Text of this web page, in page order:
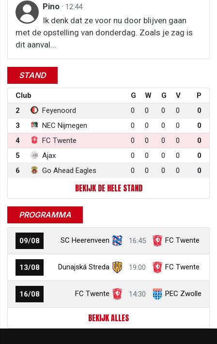
Pino · 12:44
Ik denk dat ze voor nu door blijven gaan
met de opstelling van donderdag. Zoals je zag is
dit aanval...
STAND
Club G W G V
P
2
Feyenoord 0 0 0 0
0
3
NEC Nijmegen 0 0 0 0
0
4
FC Twente 0 0 0 0
0
5
Ajax 0 0 0 0
0
6
Go Ahead Eagles 0 0 0 0 0
BEKIJK DE HELE STAND
PROGRAMMA
09/08 SC Heerenveen 16:45 FC Twente
13/08 Dunajská Streda 19:00 FC Twente
16/08 FC Twente 14:30 PEC Zwolle
BEKIJK ALLES